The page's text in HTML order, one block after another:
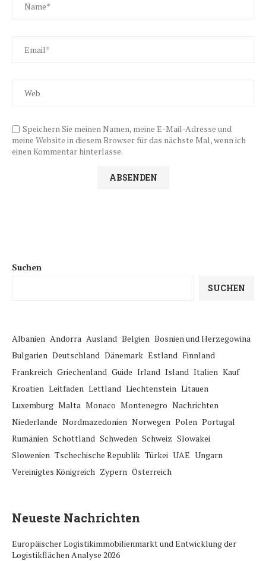
Speichern Sie meinen Namen, meine E-Mail-Adresse und
meine Website in diesem Browser für das nächste Mal, wenn ich
einen Kommentar hinterlasse.
Suchen
SUCHEN
Albanien Andorra Ausland Belgien Bosnien und Herzegowina
Bulgarien Deutschland Dänemark Estland Finnland
Frankreich Griechenland Guide Irland Island Italien Kauf
Kroatien Leitfaden Lettland Liechtenstein Litauen
Luxemburg Malta Monaco Montenegro Nachrichten
Niederlande Nordmazedonien Norwegen Polen Portugal
Rumänien Schottland Schweden Schweiz Slowakei
Slowenien Tschechische Republik Türkei UAE Ungarn
Vereinigtes Königreich Zypern Österreich
Neueste Nachrichten
Europäischer Logistikimmobilienmarkt und Entwicklung der
Logistikflächen Analyse 2026